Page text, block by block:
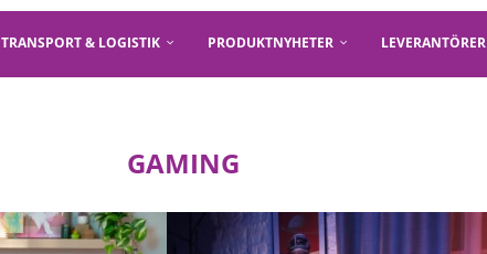
TRANSPORT & LOGISTIK PRODUKTNYHETER LEVERANTÖRER
GAMING